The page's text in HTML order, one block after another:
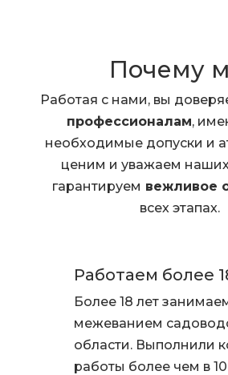
Почему
Работая с нами, вы
профессионалам,
необходимые допуски и
ценим и уважаем наших
гарантируем вежливое
всех этапах.
Работаем более
Более 18 лет
межеванием
области. Выполнили
работы более чем в